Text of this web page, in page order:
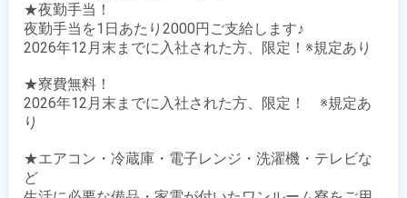
★夜勤手当！
夜勤手当を1日あたり2000円ご支給します♪
2026年12月末までに入社された方、限定！※規定あり
★寮費無料！
2026年12月末までに入社された方、限定！　※規定あ
り
★エアコン・冷蔵庫・電子レンジ・洗濯機・テレビな
ど